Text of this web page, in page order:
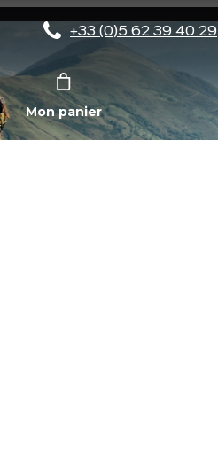
+33 (0)5 62 39 40 29
Mon panier